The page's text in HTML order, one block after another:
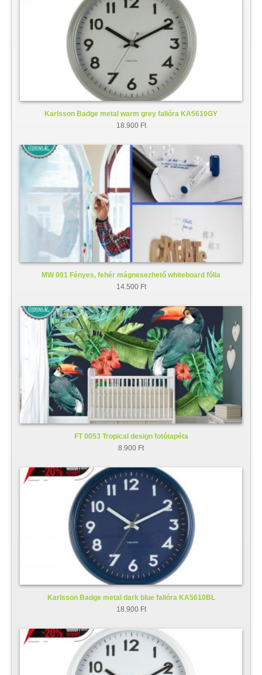
Karlsson Badge metal warm grey falióra KA5610GY
18.900 Ft
MW 001 Fényes, fehér mágnesezhető whiteboard fólia
14.500 Ft
FT 0053 Tropical design fotótapéta
8.900 Ft
Karlsson Badge metal dark blue falióra KA5610BL
18.900 Ft